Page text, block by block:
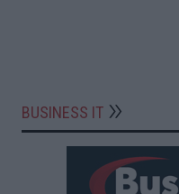
BUSINESS IT